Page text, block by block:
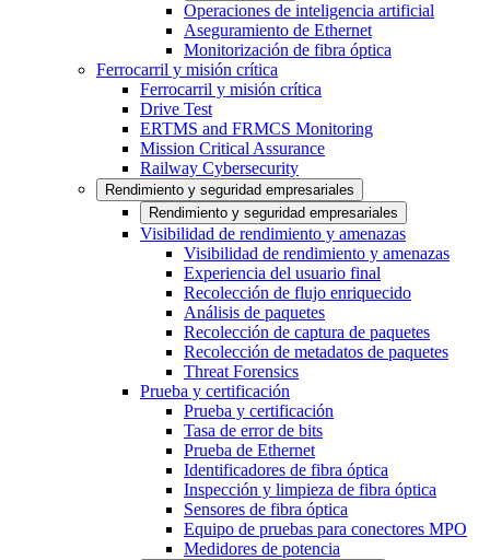
Operaciones de inteligencia artificial
Aseguramiento de Ethernet
Monitorización de fibra óptica
Ferrocarril y misión crítica
Ferrocarril y misión crítica
Drive Test
ERTMS and FRMCS Monitoring
Mission Critical Assurance
Railway Cybersecurity
Rendimiento y seguridad empresariales
Rendimiento y seguridad empresariales
Visibilidad de rendimiento y amenazas
Visibilidad de rendimiento y amenazas
Experiencia del usuario final
Recolección de flujo enriquecido
Análisis de paquetes
Recolección de captura de paquetes
Recolección de metadatos de paquetes
Threat Forensics
Prueba y certificación
Prueba y certificación
Tasa de error de bits
Prueba de Ethernet
Identificadores de fibra óptica
Inspección y limpieza de fibra óptica
Sensores de fibra óptica
Equipo de pruebas para conectores MPO
Medidores de potencia